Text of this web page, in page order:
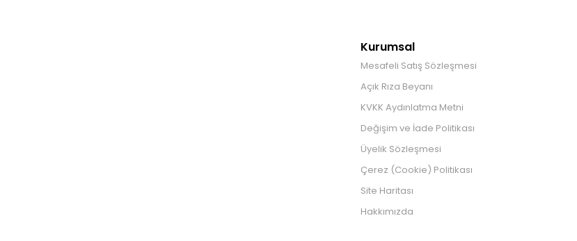
Kurumsal
Mesafeli Satış Sözleşmesi
Açık Rıza Beyanı
KVKK Aydınlatma Metni
Değişim ve İade Politikası
Üyelik Sözleşmesi
Çerez (Cookie) Politikası
Site Haritası
Hakkımızda